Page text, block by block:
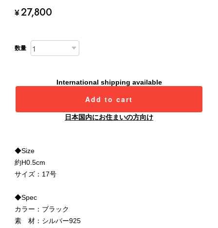
¥27,800
数量
International shipping available
Add to cart
日本国内にお住まいの方向け
◆Size
約H0.5cm
サイズ：17号
◆Spec
カラー：ブラック
素 材：シルバー925